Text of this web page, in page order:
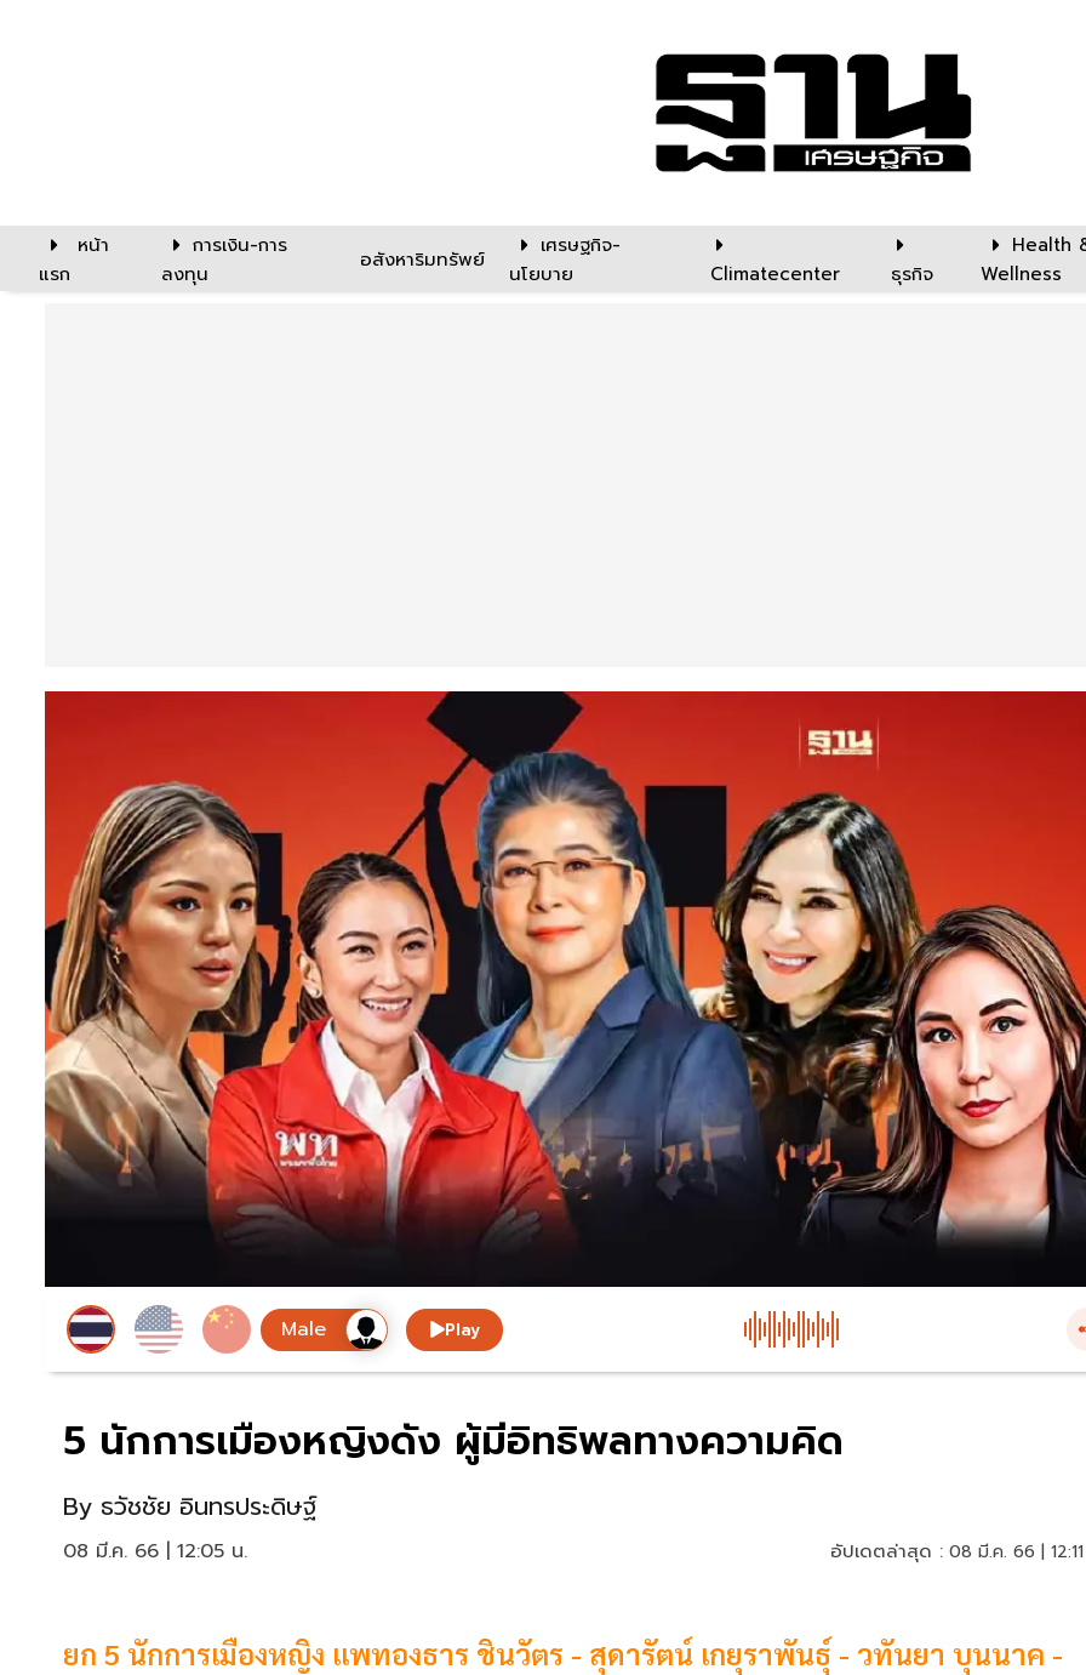
หน้า
แรก
การเงิน-การ
ลงทุน
อสังหาริมทรัพย์
เศรษฐกิจ-
นโยบาย
Climatecenter ธุรกิจ
Health
Wellness
Play
5 นักการเมืองหญิงดัง ผู้มีอิทธิพลทางความคิด
By ธวัชชัย อินทรประดิษฐ์
08 มี.ค. 66 | 12:05 น. อัปเดตล่าสุด : 08 มี.ค. 66 |
ยก 5 นักการเมืองหญิง แพทองธาร ชินวัตร - สุดารัตน์ เกยุราพันธุ์ - วทันยา บุนนาค -